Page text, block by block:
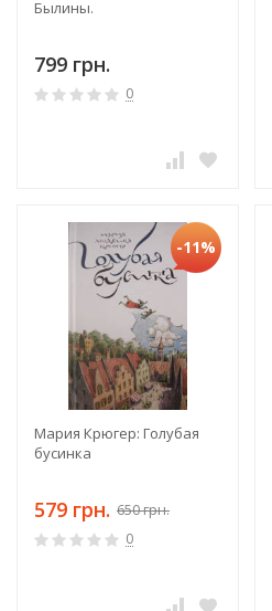
Былины.
799 грн.
0
-11%
Мария Крюгер: Голубая
бусинка
579 грн. 650 грн.
0